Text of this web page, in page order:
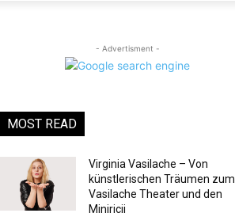
- Advertisment -
MOST READ
Virginia Vasilache – Von
künstlerischen Träumen zum
Vasilache Theater und den
Miniricii